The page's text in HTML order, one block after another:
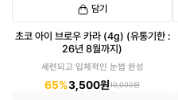
담기
초코 아이 브로우 카라 (4g) (유통기한 :
26년 8월까지)
세련되고 입체적인 눈썹 완성
65%3,500원10,000원